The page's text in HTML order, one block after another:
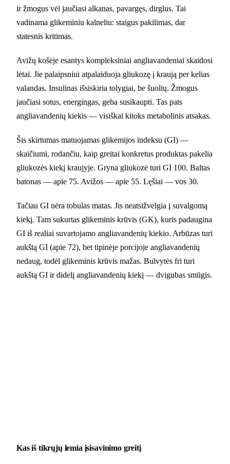
ir žmogus vėl jaučiasi alkanas, pavargęs, dirglus. Tai
vadinama glikeminiu kalneliu: staigus pakilimas, dar
statesnis kritimas.
Avižų košėje esantys kompleksiniai angliavandeniai skaidosi
lėtai. Jie palaipsniui atpalaiduoja gliukozę į kraują per kelias
valandas. Insulinas išsiskiria tolygiai, be šuolių. Žmogus
jaučiasi sotus, energingas, geba susikaupti. Tas pats
angliavandenių kiekis — visiškai kitoks metabolinis atsakas.
Šis skirtumas matuojamas glikemijos indeksu (GI) —
skaičiumi, rodančiu, kaip greitai konkretus produktas pakelia
gliukozės kiekį kraujyje. Gryna gliukozė turi GI 100. Baltas
batonas — apie 75. Avižos — apie 55. Lęšiai — vos 30.
Tačiau GI nėra tobulas matas. Jis neatsižvelgia į suvalgomą
kiekį. Tam sukurtas glikeminis krūvis (GK), kuris padaugina
GI iš realiai suvartojamo angliavandenių kiekio. Arbūzas turi
aukštą GI (apie 72), bet tipinėje porcijoje angliavandenių
nedaug, todėl glikeminis krūvis mažas. Bulvytės fri turi
aukštą GI ir didelį angliavandenių kiekį — dvigubas smūgis.
Kas iš tikrųjų lemia įsisavinimo greitį